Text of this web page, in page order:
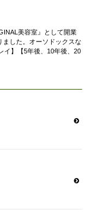
美容室』として開業
ました。オーソドックスな
イ】【5年後、10年後、20